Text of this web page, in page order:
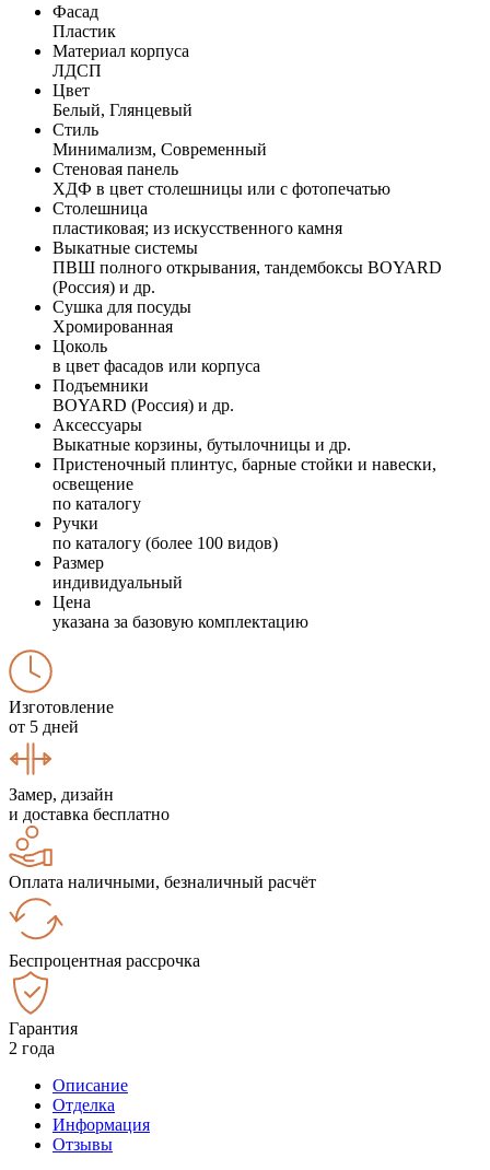
Фасад
Пластик
Материал корпуса
ЛДСП
Цвет
Белый, Глянцевый
Стиль
Минимализм, Современный
Стеновая панель
ХДФ в цвет столешницы или с фотопечатью
Столешница
пластиковая; из искусственного камня
Выкатные системы
ПВШ полного открывания, тандембоксы BOYARD
(Россия) и др.
Сушка для посуды
Хромированная
Цоколь
в цвет фасадов или корпуса
Подъемники
BOYARD (Россия) и др.
Аксессуары
Выкатные корзины, бутылочницы и др.
Пристеночный плинтус, барные стойки и навески,
освещение
по каталогу
Ручки
по каталогу (более 100 видов)
Размер
индивидуальный
Цена
указана за базовую комплектацию
Изготовление
от 5 дней
Замер, дизайн
и доставка бесплатно
Оплата наличными, безналичный расчёт
Беспроцентная рассрочка
Гарантия
2 года
Описание
Отделка
Информация
Отзывы